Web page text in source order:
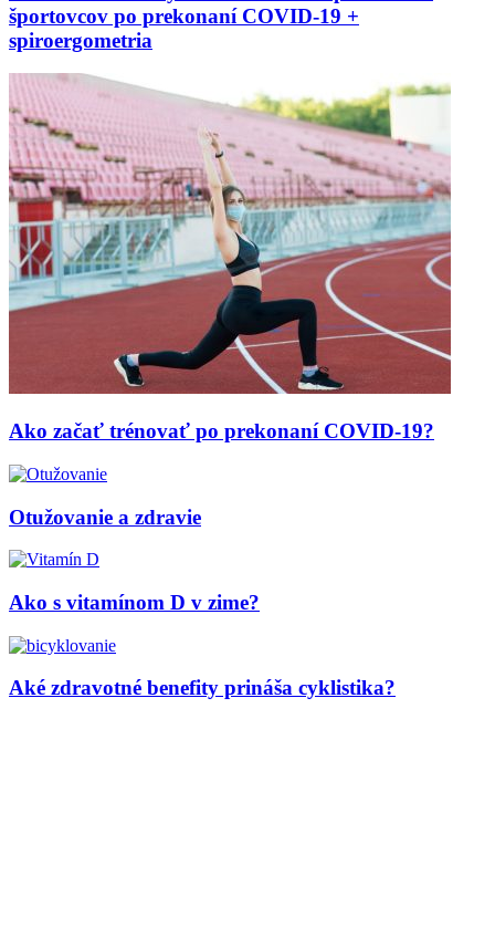
športovcov po prekonaní COVID-19 +
spiroergometria
Ako začať trénovať po prekonaní COVID-19?
Otužovanie a zdravie
Ako s vitamínom D v zime?
Aké zdravotné benefity prináša cyklistika?